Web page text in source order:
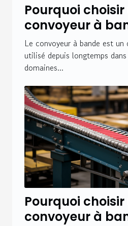
Pourquoi choisir
convoyeur à
Le convoyeur à bande est
utilisé depuis longtemps
domaines...
Pourquoi choisir
convoyeur à